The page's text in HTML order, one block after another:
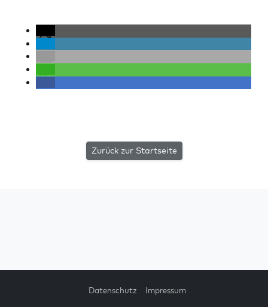
Zurück zur Startseite
Datenschutz Impressum